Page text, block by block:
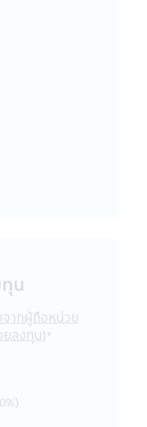
กการเข้ามาใช้
อถือนี้ และ/หรือ
อถือที่ร่วมกิจกรรม
ทธิ์ของข้อมูลใดๆ
มือถือนี้ โดยห้ามมิ
เลียน ทำซ้ำ หรือ
งหมด หรือบางส่วน
นโทรศัพท์มือถือนี้
ลายลักษณ์อักษร
ดการ และผู้
ถือนี้ และรายงาน
สื่อใดๆ ใน
ถือนี้ได้เผยแพร่
าะจง หรือเป็นการ
เกิดความเข้าใจ
ร หรือ บุคคลอื่น
ายงาน ข้อความ
นแอปพลิเคชันผ่าน
น
จากผู้ถือหน่วย
ยลงทุน)*